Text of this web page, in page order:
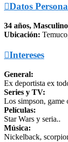
Datos
34 años,
Ubicación:
Intereses
General:
Ex deportista ex
Series y TV:
Los simpson,
Películas:
Star Wars y seria..
Música:
Nickelback,